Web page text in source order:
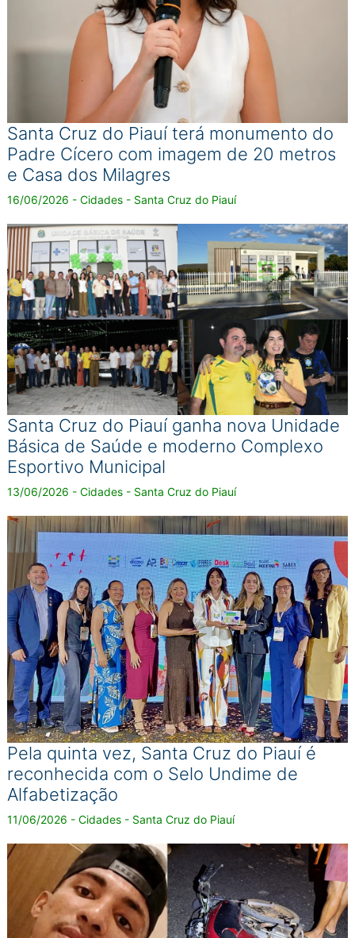
Santa Cruz do Piauí terá monumento do
Padre Cícero com imagem de 20 metros
e Casa dos Milagres
16/06/2026 - Cidades - Santa Cruz do Piauí
Santa Cruz do Piauí ganha nova Unidade
Básica de Saúde e moderno Complexo
Esportivo Municipal
13/06/2026 - Cidades - Santa Cruz do Piauí
Pela quinta vez, Santa Cruz do Piauí é
reconhecida com o Selo Undime de
Alfabetização
11/06/2026 - Cidades - Santa Cruz do Piauí